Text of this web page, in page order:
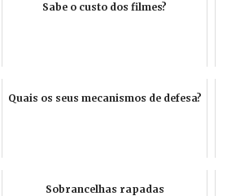
Sabe o custo dos filmes?
Quais os seus mecanismos de defesa?
Sobrancelhas rapadas